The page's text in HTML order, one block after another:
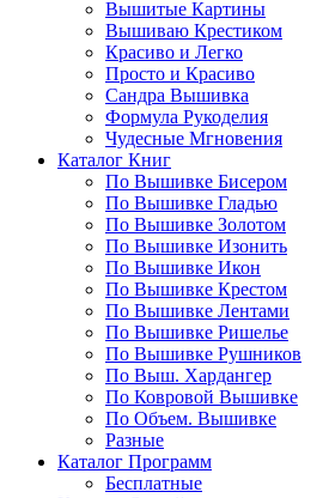
Вышитые Картины
Вышиваю Крестиком
Красиво и Легко
Просто и Красиво
Сандра Вышивка
Формула Рукоделия
Чудесные Мгновения
Каталог Книг
По Вышивке Бисером
По Вышивке Гладью
По Вышивке Золотом
По Вышивке Изонить
По Вышивке Икон
По Вышивке Крестом
По Вышивке Лентами
По Вышивке Ришелье
По Вышивке Рушников
По Выш. Хардангер
По Ковровой Вышивке
По Объем. Вышивке
Разные
Каталог Программ
Бесплатные